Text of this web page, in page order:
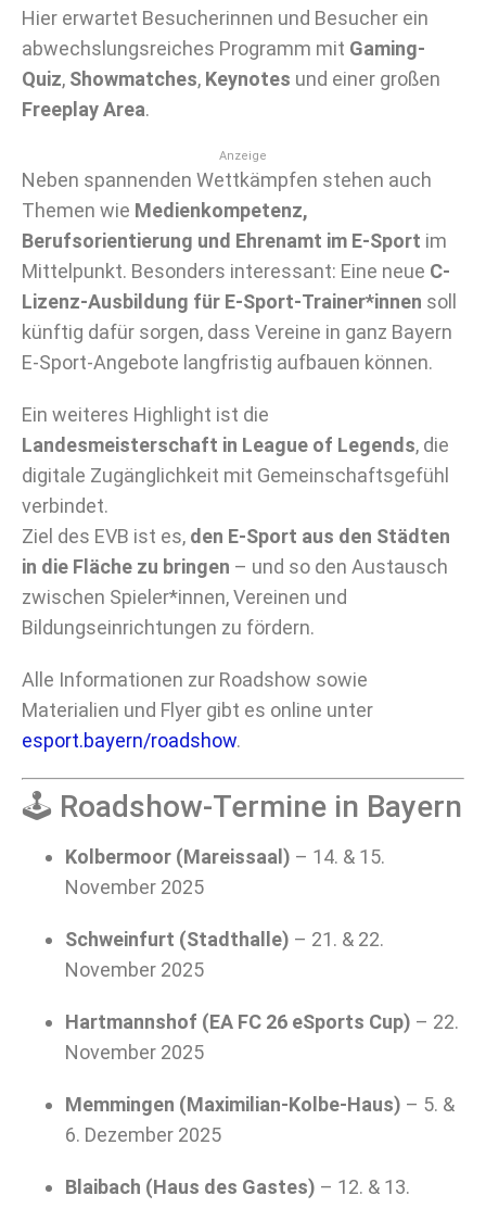
Hier erwartet Besucherinnen und Besucher ein
abwechslungsreiches Programm mit Gaming-
Quiz, Showmatches, Keynotes und einer großen
Freeplay Area.
Anzeige
Neben spannenden Wettkämpfen stehen auch
Themen wie Medienkompetenz,
Berufsorientierung und Ehrenamt im E-Sport im
Mittelpunkt. Besonders interessant: Eine neue C-
Lizenz-Ausbildung für E-Sport-Trainer*innen soll
künftig dafür sorgen, dass Vereine in ganz Bayern
E-Sport-Angebote langfristig aufbauen können.
Ein weiteres Highlight ist die
Landesmeisterschaft in League of Legends, die
digitale Zugänglichkeit mit Gemeinschaftsgefühl
verbindet.
Ziel des EVB ist es, den E-Sport aus den Städten
in die Fläche zu bringen – und so den Austausch
zwischen Spieler*innen, Vereinen und
Bildungseinrichtungen zu fördern.
Alle Informationen zur Roadshow sowie
Materialien und Flyer gibt es online unter
esport.bayern/roadshow.
🕹️ Roadshow-Termine in Bayern
Kolbermoor (Mareissaal) – 14. & 15.
November 2025
Schweinfurt (Stadthalle) – 21. & 22.
November 2025
Hartmannshof (EA FC 26 eSports Cup) – 22.
November 2025
Memmingen (Maximilian-Kolbe-Haus) – 5. &
6. Dezember 2025
Blaibach (Haus des Gastes) – 12. & 13.